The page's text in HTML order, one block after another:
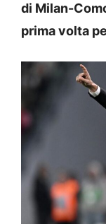
di Milan-
prima volta